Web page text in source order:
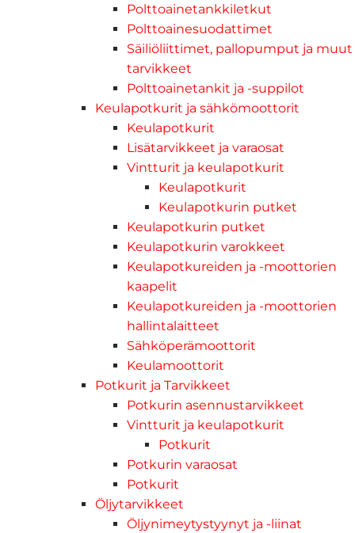
Polttoainetankkiletkut
Polttoainesuodattimet
Säiliöliittimet, pallopumput ja muut
tarvikkeet
Polttoainetankit ja -suppilot
Keulapotkurit ja sähkömoottorit
Keulapotkurit
Lisätarvikkeet ja varaosat
Vintturit ja keulapotkurit
Keulapotkurit
Keulapotkurin putket
Keulapotkurin putket
Keulapotkurin varokkeet
Keulapotkureiden ja -moottorien
kaapelit
Keulapotkureiden ja -moottorien
hallintalaitteet
Sähköperämoottorit
Keulamoottorit
Potkurit ja Tarvikkeet
Potkurin asennustarvikkeet
Vintturit ja keulapotkurit
Potkurit
Potkurin varaosat
Potkurit
Öljytarvikkeet
Öljynimeytystyynyt ja -liinat